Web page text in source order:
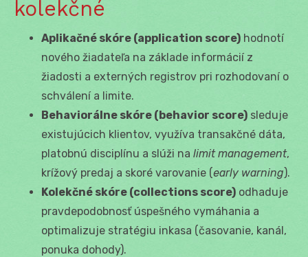
kolekčné
Aplikačné skóre (application score) hodnotí
nového žiadateľa na základe informácií z
žiadosti a externých registrov pri rozhodovaní o
schválení a limite.
Behaviorálne skóre (behavior score) sleduje
existujúcich klientov, využíva transakčné dáta,
platobnú disciplínu a slúži na limit management,
krížový predaj a skoré varovanie (early warning).
Kolekčné skóre (collections score) odhaduje
pravdepodobnosť úspešného vymáhania a
optimalizuje stratégiu inkasa (časovanie, kanál,
ponuka dohody).